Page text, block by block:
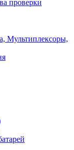
проверки
Мультиплексоры,